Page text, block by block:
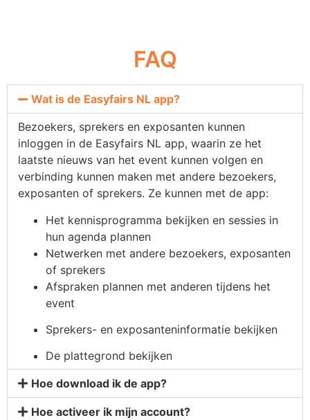
FAQ
Wat is de Easyfairs NL app?
Bezoekers, sprekers en exposanten kunnen
inloggen in de Easyfairs NL app, waarin ze het
laatste nieuws van het event kunnen volgen en
verbinding kunnen maken met andere bezoekers,
exposanten of sprekers. Ze kunnen met de app:
Het kennisprogramma bekijken en sessies in
hun agenda plannen
Netwerken met andere bezoekers, exposanten
of sprekers
Afspraken plannen met anderen tijdens het
event
Sprekers- en exposanteninformatie bekijken
De plattegrond bekijken
Hoe download ik de app?
Hoe activeer ik mijn account?